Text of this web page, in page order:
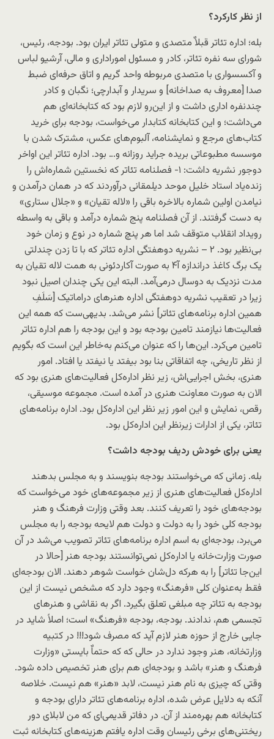
از نظر کارکرد؟
بله؛ اداره تئاتر قبلاٌ متصدی و متولی تئاتر ایران بود. بودجه، رئیس،
شورای سه نفره تئاتر، کادر و مسئول اموراداری و مالی، آرشیو لباس
و آکسسواری با متصدی مربوطه واحد گریم و اتاق حرفه‌ای ضبط
صدا [معروف به صداخانه] و سریدار و آبدارچی؛ نگبان و کادر
چندنفره اداری داشت و از این‌رو لازم بود که کتابخانه‌ای هم
می‌داشت؛ و این کتابخانه کتابدار می‌خواست، بودجه برای خرید
کتاب‌های مرجع و نمایشنامه، آلبوم‌های عکس، مشترک شدن با
موسسه مطبوعاتی بریده جراید روزانه و… بود. اداره تئاتر این اواخر
دوجور نشریه داشت: ۱- فصلنامه تئاتر که نخستین شماره‌اش را
زنده‌یاد استاد خلیل موحد دیلمقانی درآوردند که در همان درآمدن و
نیامدن اولین شماره بالاخره باقی را «لاله تقیان» و «جلال ستاری»
به دست گرفتند. از آن فصلنامه پنج شماره درآمد و باقی به واسطه
رویداد انقلاب متوقف شد اما هر پنچ شماره در نوع و زمان خود
بی‌نظیر بود. ۲ – نشریه دوهفتگی اداره تئاتر که با تا زدن چندلتی
یک برگ کاغذ دراندازه آ۴ به صورت آکاردئونی به همت لاله تقیان به
مدت نزدیک به دوسال درمی‌آمد. البته این یکی چندان اصیل نبود
زیرا در تعقیب نشریه دوهفتگی اداره هنرهای دراماتیک [سَلَفِ
همین اداره برنامه‌های تئاتر] نشر می‌شد. بدیهی‌ست که همه این
فعالیت‌ها نیازمند تامین بودجه بود و این بودجه را هم اداره تئاتر
تامین می‌کرد. این‌ها را که عنوان می‌کنم به‌خاطر این است که بگویم
از نظر تاریخی، چه اتفاقاتی بنا بود بیفتد یا نیفتد یا افتاد. امور
هنری، بخش اجرایی‌اش، زیر نظر اداره‌کل فعالیت‌های هنری بود که
الان به صورت معاونت هنری در آمده است. مجموعه موسیقی،
رقص، نمایش و این امور زیر نظر این اداره‌کل بود. اداره برنامه‌های
تئاتر، یکی از ادارات زیرنظر این اداره‌کل بود.
یعنی برای خودش ردیف بودجه داشت؟
بله. زمانی که می‌خواستند بودجه بنویسند و به مجلس بدهند
اداره‌کل فعالیت‌های هنری از زیر مجموعه‌های خود می‌خواست که
بودجه‌های خود را تعریف کنند. بعد وقتی وزارت فرهنگ و هنر
بودجه کلی خود را به دولت و دولت هم لایحه بودجه را به مجلس
می‌برد، بودجه‌ای به اسم اداره برنامه‌های تئاتر تصویب می‌شد در آن
صورت وزارت‌خانه یا اداره‌کل نمی‌توانستند بودجه هنر [حالا در
این‌جا تئاتر] را به هرکه دل‌شان خواست شوهر دهند. الان بودجه‌ای
فقط به‌عنوان کلی «فرهنگ» وجود دارد که مشخص نیست از این
بودجه به تئاتر چه مبلغی تعلق بگیرد. اگر به نقاشی و هنرهای
تجسمی هم، ندادند. بودجه، بودجه «فرهنگ» است؛ اصلاً شاید در
جایی خارج از حوزه هنر لازم آید که مصرف شود!!! در کتبیه
وزارتخانه، هنر وجود ندارد در حالی که که حتماٌ بایستی «وزارت
فرهنگ و هنر» باشد و بودجه‌ای هم برای هنر تخصیص داده شود.
وقتی که چیزی به نام هنر نیست، لابد «هنر» هم نیست. خلاصه
آنکه به دلایل عرض شده، اداره برنامه‌های تئاتر دارای بودجه و
کتابخانه هم بهره‌مند از آن. در دفاتر قدیمی‌ای که من لابلای دور
ریختنی‌های برخی رئیسان وقت اداره یافتم هزینه‌های کتابخانه ثبت